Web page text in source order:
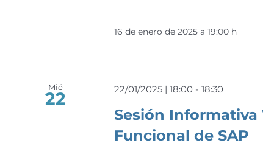
16 de enero de 2025 a 19:00 h
Mié
22
Sesión
Funcional de SAP
22/01/2025 | 18:00 -18:30